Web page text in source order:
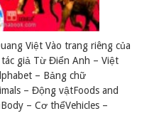
Việt Vào trang riêng của
tác giả Từ Điển Anh – Việt
– Bảng chữ
– Động vậtFoods and
– Cơ thểVehicles –